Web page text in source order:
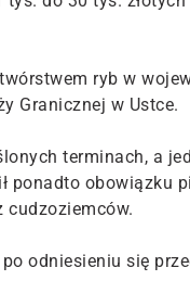
ryb w
Granicznej w Ustce.
terminach, a
ponadto obowiązku
cudzoziemców.
odniesieniu się